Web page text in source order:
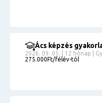
Ács képzés
2026. 09. 05. | 12 hónap |
275.000Ft/félév-tól